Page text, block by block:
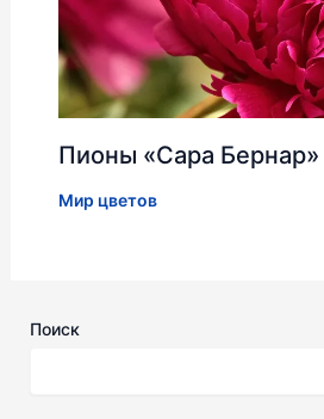
Пионы «Сара Бернар»
Мир цветов
Поиск